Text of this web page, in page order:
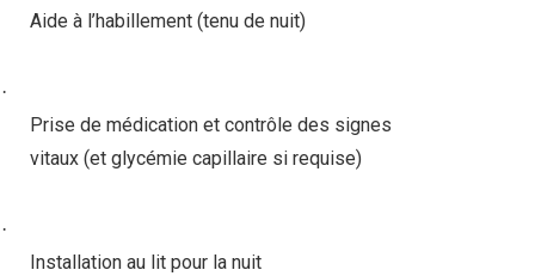
Aide à l’habillement (tenu de nuit)
·
Prise de médication et contrôle des signes
vitaux (et glycémie capillaire si requise)
·
Installation au lit pour la nuit